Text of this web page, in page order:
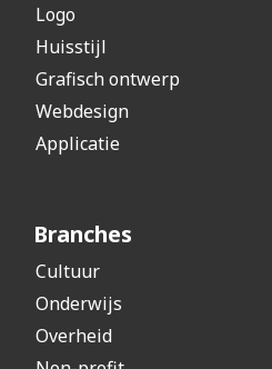
Logo
Huisstijl
Grafisch ontwerp
Webdesign
Applicatie
Branches
Cultuur
Onderwijs
Overheid